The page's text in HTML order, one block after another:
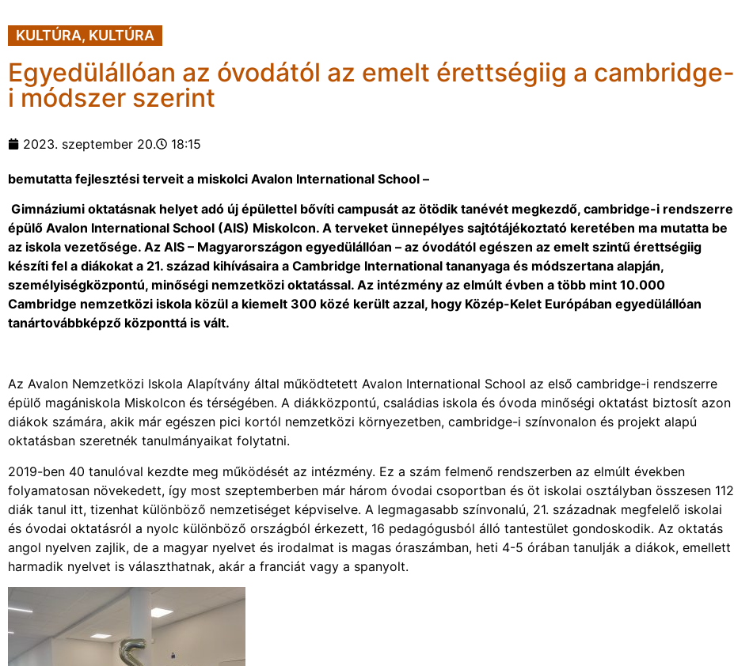
KULTÚRA, KULTÚRA
Egyedülállóan az óvodától az emelt érettségiig a cambridge-
i módszer szerint
2023. szeptember 20. 18:15
bemutatta fejlesztési terveit a miskolci Avalon International School –
Gimnáziumi oktatásnak helyet adó új épülettel bővíti campusát az ötödik tanévét megkezdő, cambridge-i rendszerre
épülő Avalon International School (AIS) Miskolcon. A terveket ünnepélyes sajtótájékoztató keretében ma mutatta be
az iskola vezetősége. Az AIS – Magyarországon egyedülállóan – az óvodától egészen az emelt szintű érettségiig
készíti fel a diákokat a 21. század kihívásaira a Cambridge International tananyaga és módszertana alapján,
személyiségközpontú, minőségi nemzetközi oktatással. Az intézmény az elmúlt évben a több mint 10.000
Cambridge nemzetközi iskola közül a kiemelt 300 közé került azzal, hogy Közép-Kelet Európában egyedülállóan
tanártovábbképző központtá is vált.
Az Avalon Nemzetközi Iskola Alapítvány által működtetett Avalon International School az első cambridge-i rendszerre
épülő magániskola Miskolcon és térségében. A diákközpontú, családias iskola és óvoda minőségi oktatást biztosít azon
diákok számára, akik már egészen pici kortól nemzetközi környezetben, cambridge-i színvonalon és projekt alapú
oktatásban szeretnék tanulmányaikat folytatni.
2019-ben 40 tanulóval kezdte meg működését az intézmény. Ez a szám felmenő rendszerben az elmúlt években
folyamatosan növekedett, így most szeptemberben már három óvodai csoportban és öt iskolai osztályban összesen 112
diák tanul itt, tizenhat különböző nemzetiséget képviselve. A legmagasabb színvonalú, 21. századnak megfelelő iskolai
és óvodai oktatásról a nyolc különböző országból érkezett, 16 pedagógusból álló tantestület gondoskodik. Az oktatás
angol nyelven zajlik, de a magyar nyelvet és irodalmat is magas óraszámban, heti 4-5 órában tanulják a diákok, emellett
harmadik nyelvet is választhatnak, akár a franciát vagy a spanyolt.